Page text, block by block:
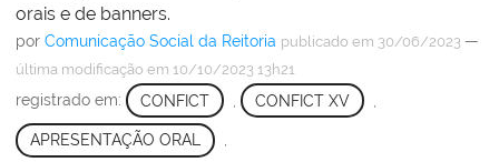
orais e de banners.
por Comunicação Social da Reitoria publicado em 30/06/2023 —
última modificação em 10/10/2023 13h21
registrado em: CONFICT CONFICT XV
APRESENTAÇÃO ORAL ,